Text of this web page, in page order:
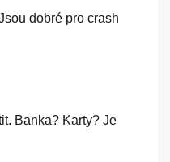
dobré pro crash
Banka? Karty? Je